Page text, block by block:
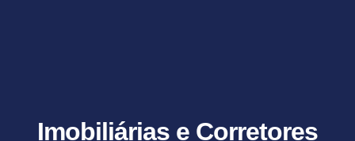
Imobiliárias e Corretores